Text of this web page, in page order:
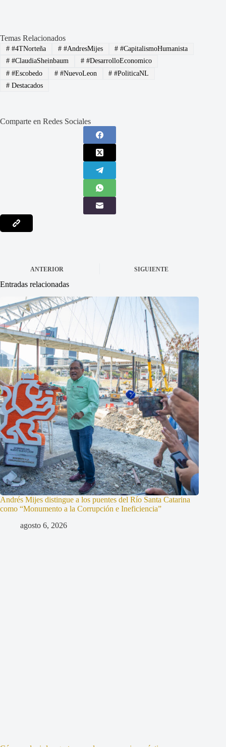
Temas Relacionados
##4TNorteña ##AndresMijes # #CapitalismoHumanista
##ClaudiaSheinbaum ##DesarrolloEconomico
##Escobedo ##NuevoLeon # #PoliticaNL
#Destacados
Comparte en Redes Sociales
ANTERIOR SIGUIENTE
Entradas relacionadas
Andrés Mijes distingue a los puentes del Río Santa Catarina
como “Monumento a la Corrupción e Ineficiencia”
agosto 6, 2026